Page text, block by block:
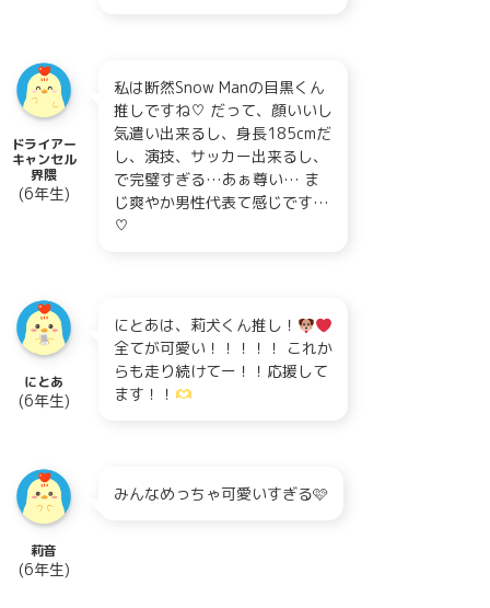
ドライアー
キャンセル
界隈
(6年生)
私は断然Snow Manの目黒くん
推しですね♡ だって、顔いいし
気遣い出来るし、身長185cmだ
し、演技、サッカー出来るし、
で完璧すぎる…あぁ尊い… ま
じ爽やか男性代表て感じです…
♡
にとあ
(6年生)
にとあは、莉犬くん推し！
全てが可愛い！！！！！ これか
らも走り続けてー！！応援して
ます！！
莉音
(6年生)
みんなめっちゃ可愛いすぎる🩷